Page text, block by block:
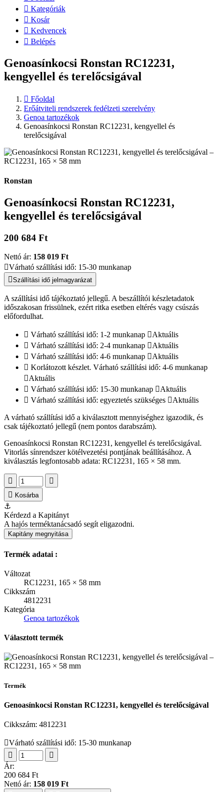
Kategóriák
Kosár
Kedvencek
Belépés
Genoasínkocsi Ronstan RC12231,
kengyellel és terelőcsigával
Főoldal
Erőátviteli rendszerek fedélzeti szerelvény
Genoa tartozékok
Genoasínkocsi Ronstan RC12231, kengyellel és
terelőcsigával
Ronstan
Genoasínkocsi Ronstan RC12231,
kengyellel és terelőcsigával
200 684 Ft
Nettó ár: 158 019 Ft
Várható szállítási idő: 15-30 munkanap
Szállítási idő jelmagyarázat
A szállítási idő tájékoztató jellegű. A beszállítói készletadatok
időszakosan frissülnek, ezért ritka esetben eltérés vagy csúszás
előfordulhat.
Várható szállítási idő: 1-2 munkanap
Aktuális
Várható szállítási idő: 2-4 munkanap
Aktuális
Várható szállítási idő: 4-6 munkanap
Aktuális
Korlátozott készlet. Várható szállítási idő: 4-6 munkanap
Aktuális
Várható szállítási idő: 15-30 munkanap
Aktuális
Várható szállítási idő: egyeztetés szükséges
Aktuális
A várható szállítási idő a kiválasztott mennyiséghez igazodik, és
csak tájékoztató jellegű (nem pontos darabszám).
Genoasínkocsi Ronstan RC12231, kengyellel és terelőcsigával.
Vitorlás sínrendszer kötélvezetési pontjának beállításához. A
kiválasztás legfontosabb adata: RC12231, 165 × 58 mm.
Kosárba
⚓
Kérdezd a Kapitányt
A hajós terméktanácsadó segít eligazodni.
Kapitány megnyitása
Termék adatai :
Változat
RC12231, 165 × 58 mm
Cikkszám
4812231
Kategória
Genoa tartozékok
Választott termék
Termék
Genoasínkocsi Ronstan RC12231, kengyellel és terelőcsigával
Cikkszám: 4812231
Várható szállítási idő: 15-30 munkanap
Ár:
200 684 Ft
Nettó ár: 158 019 Ft